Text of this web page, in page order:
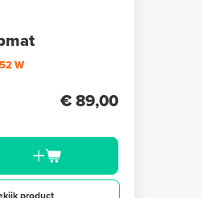
W
€ 89,00
product